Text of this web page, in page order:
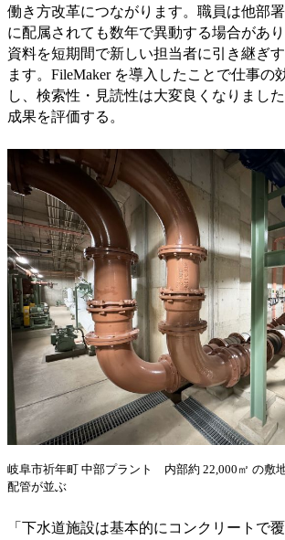
働き方改革につながります。職員は他部
に配属されても数年で異動する場合があ
資料を短期間で新しい担当者に引き継ぎ
ます。FileMaker を導入したことで仕事の
し、検索性・見読性は大変良くなりまし
成果を評価する。
岐阜市祈年町 中部プラント 内部約 22,000㎡ の敷
配管が並ぶ
「下水道施設は基本的にコンクリートで